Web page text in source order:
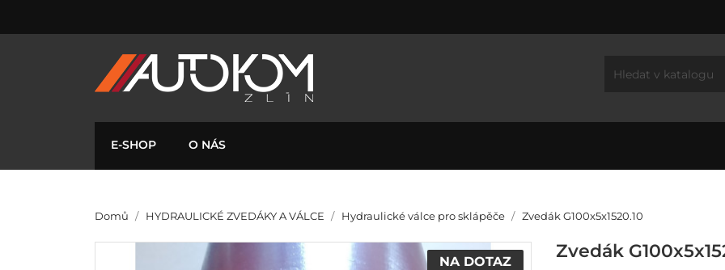
E-SHOP O NÁS
Domů HYDRAULICKÉ ZVEDÁKY A VÁLCE Hydraulické válce pro sklápěče Zvedák G100x5x1520.10
NA DOTAZ Zvedák